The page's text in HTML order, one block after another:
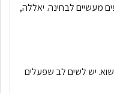
מעשיים לבחינה. יאללה,
יש לשים לב שפעלים